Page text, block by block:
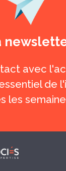
avec
de
les